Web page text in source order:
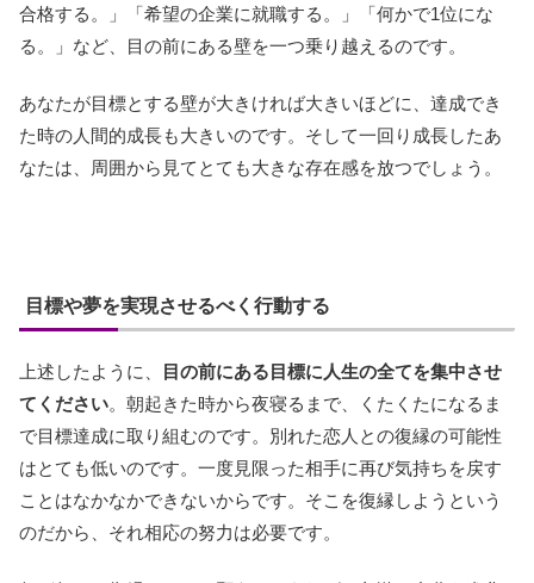
合格する。」「希望の企業に就職する。」「何かで1位にな
る。」など、目の前にある壁を一つ乗り越えるのです。
あなたが目標とする壁が大きければ大きいほどに、達成でき
た時の人間的成長も大きいのです。そして一回り成長したあ
なたは、周囲から見てとても大きな存在感を放つでしょう。
目標や夢を実現させるべく行動する
上述したように、
目の前にある目標に人生の全てを集中させ
てください。朝起きた時から夜寝るまで、くたくたになるま
で目標達成に取り組むのです。別れた恋人との復縁の可能性
はとても低いのです。一度見限った相手に再び気持ちを戻す
ことはなかなかできないからです。そこを復縁しようという
のだから、それ相応の努力は必要です。